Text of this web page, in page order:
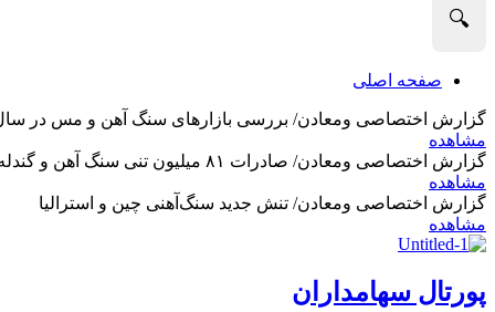
🔍
صفحه اصلی
گزارش اختصاصی ومعادن/ بررسی بازارهای سنگ آهن و مس در سال 2025 و نگاه تحلیلگران به
مشاهده
گزارش اختصاصی ومعادن/ صادرات ۸۱ میلیون تنی سنگ آهن و گندله استرالیا در ماه گذشته
مشاهده
گزارش اختصاصی ومعادن/ تنش جدید سنگ‌آهنی چین و استرالیا
مشاهده
پورتال سهامداران